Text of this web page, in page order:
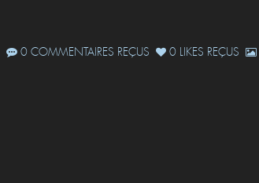
0 COMMENTAIRES REÇUS 0 LIKES REÇUS